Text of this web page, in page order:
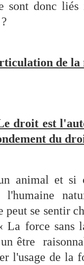
donc liés
de la
droit est
du
animal et
se sentir
force sans
être
l'usage de la